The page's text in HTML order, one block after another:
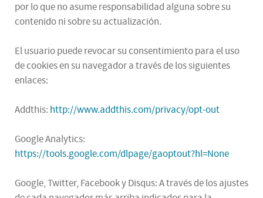
por lo que no asume responsabilidad alguna sobre su
contenido ni sobre su actualización.
El usuario puede revocar su consentimiento para el uso
de cookies en su navegador a través de los siguientes
enlaces:
Addthis: http://www.addthis.com/privacy/opt-out
Google Analytics:
https://tools.google.com/dlpage/gaoptout?hl=None
Google, Twitter, Facebook y Disqus: A través de los ajustes